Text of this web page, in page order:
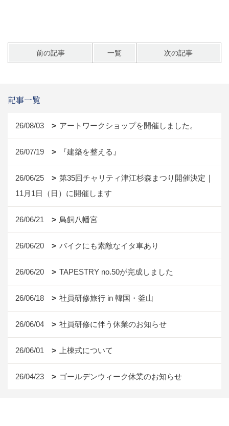
前の記事 一覧 次の記事
記事一覧
26/08/03 アートワークショップを開催しました。
26/07/19 『建築を整える』
26/06/25
第35回チャリティ津江杉森まつり開催決定｜
11月1日（日）に開催します
26/06/21 鳥飼八幡宮
26/06/20 バイクにも素敵なイタ車あり
26/06/20 TAPESTRY no.50が完成しました
26/06/18 社員研修旅行 in 韓国・釜山
26/06/04 社員研修に伴う休業のお知らせ
26/06/01 上棟式について
26/04/23 ゴールデンウィーク休業のお知らせ